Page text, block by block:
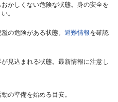
かしくない危険な状態。身の安全を
。
の危険がある状態。 避難情報を確認
見込まれる状態。最新情報に注意し
の準備を始める目安。